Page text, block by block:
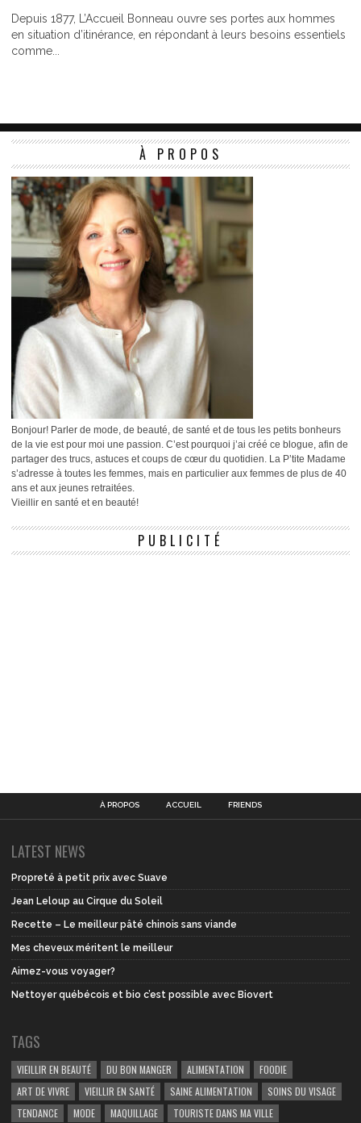
Depuis 1877, L’Accueil Bonneau ouvre ses portes aux hommes
en situation d’itinérance, en répondant à leurs besoins essentiels
comme...
À PROPOS
Bonjour! Parler de mode, de beauté, de santé et de tous les petits bonheurs
de la vie est pour moi une passion. C’est pourquoi j’ai créé ce blogue, afin de
partager des trucs, astuces et coups de cœur du quotidien. La P’tite Madame
s’adresse à toutes les femmes, mais en particulier aux femmes de plus de 40
ans et aux jeunes retraitées.
Vieillir en santé et en beauté!
PUBLICITÉ
À PROPOS ACCUEIL FRIENDS
LATEST NEWS
Propreté à petit prix avec Suave
Jean Leloup au Cirque du Soleil
Recette – Le meilleur pâté chinois sans viande
Mes cheveux méritent le meilleur
Aimez-vous voyager?
Nettoyer québécois et bio c’est possible avec Biovert
TAGS
VIEILLIR EN BEAUTÉ DU BON MANGER ALIMENTATION
FOODIE
ART DE VIVRE
VIEILLIR EN SANTÉ SAINE ALIMENTATION
SOINS DU VISAGE
TENDANCE
MODE MAQUILLAGE TOURISTE DANS MA VILLE